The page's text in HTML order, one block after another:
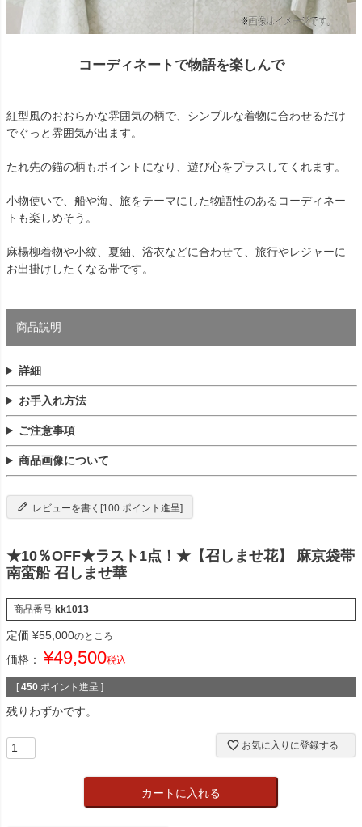
コーディネートで物語を楽しんで
紅型風のおおらかな雰囲気の柄で、シンプルな着物に合わせるだけ
でぐっと雰囲気が出ます。
たれ先の錨の柄もポイントになり、遊び心をプラスしてくれます。
小物使いで、船や海、旅をテーマにした物語性のあるコーディネー
トも楽しめそう。
麻楊柳着物や小紋、夏紬、浴衣などに合わせて、旅行やレジャーに
お出掛けしたくなる帯です。
商品説明
詳細
お手入れ方法
ご注意事項
商品画像について
レビューを書く[100 ポイント進呈]
★10％OFF★ラスト1点！★【召しませ花】 麻京袋帯
南蛮船 召しませ華
商品番号 kk1013
定価 ¥55,000のところ
価格： ¥49,500税込
[ 450 ポイント進呈 ]
残りわずかです。
お気に入りに登録する
カートに入れる